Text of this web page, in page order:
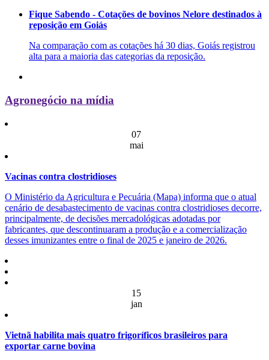
Fique Sabendo - Cotações de bovinos Nelore destinados à
reposição em Goiás
Na comparação com as cotações há 30 dias, Goiás registrou
alta para a maioria das categorias da reposição.
Agronegócio na mídia
07
mai
Vacinas contra clostridioses
O Ministério da Agricultura e Pecuária (Mapa) informa que o atual
cenário de desabastecimento de vacinas contra clostridioses decorre,
principalmente, de decisões mercadológicas adotadas por
fabricantes, que descontinuaram a produção e a comercialização
desses imunizantes entre o final de 2025 e janeiro de 2026.
15
jan
Vietnã habilita mais quatro frigoríficos brasileiros para
exportar carne bovina